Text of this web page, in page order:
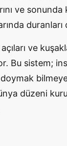
ve
duranları
ve
Bu sistem;
düzeni